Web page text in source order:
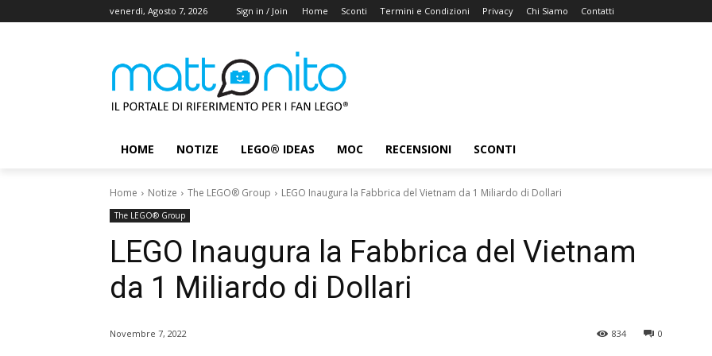
venerdì, Agosto 7, 2026 Sign in / Join Home Sconti Termini e Condizioni Privacy Chi Siamo Contatti
HOME NOTIZE LEGO® IDEAS MOC RECENSIONI SCONTI
Home Notize The LEGO® Group LEGO Inaugura la Fabbrica del Vietnam da 1 Miliardo di Dollari
The LEGO® Group
LEGO Inaugura la Fabbrica del Vietnam
da 1 Miliardo di Dollari
Novembre 7, 2022 0
834